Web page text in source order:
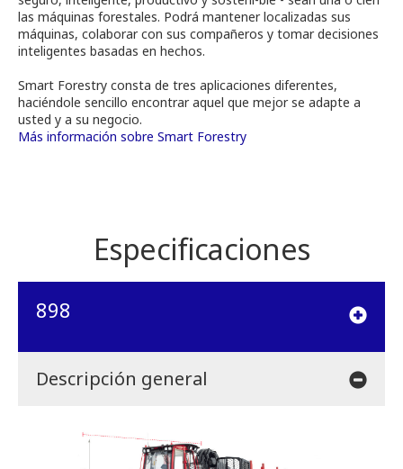
las máquinas forestales. Podrá mantener localizadas sus
máquinas, colaborar con sus compañeros y tomar decisiones
inteligentes basadas en hechos.
Smart Forestry consta de tres aplicaciones diferentes,
haciéndole sencillo encontrar aquel que mejor se adapte a
usted y a su negocio.
Más información sobre Smart Forestry
Especificaciones
898
Descripción general